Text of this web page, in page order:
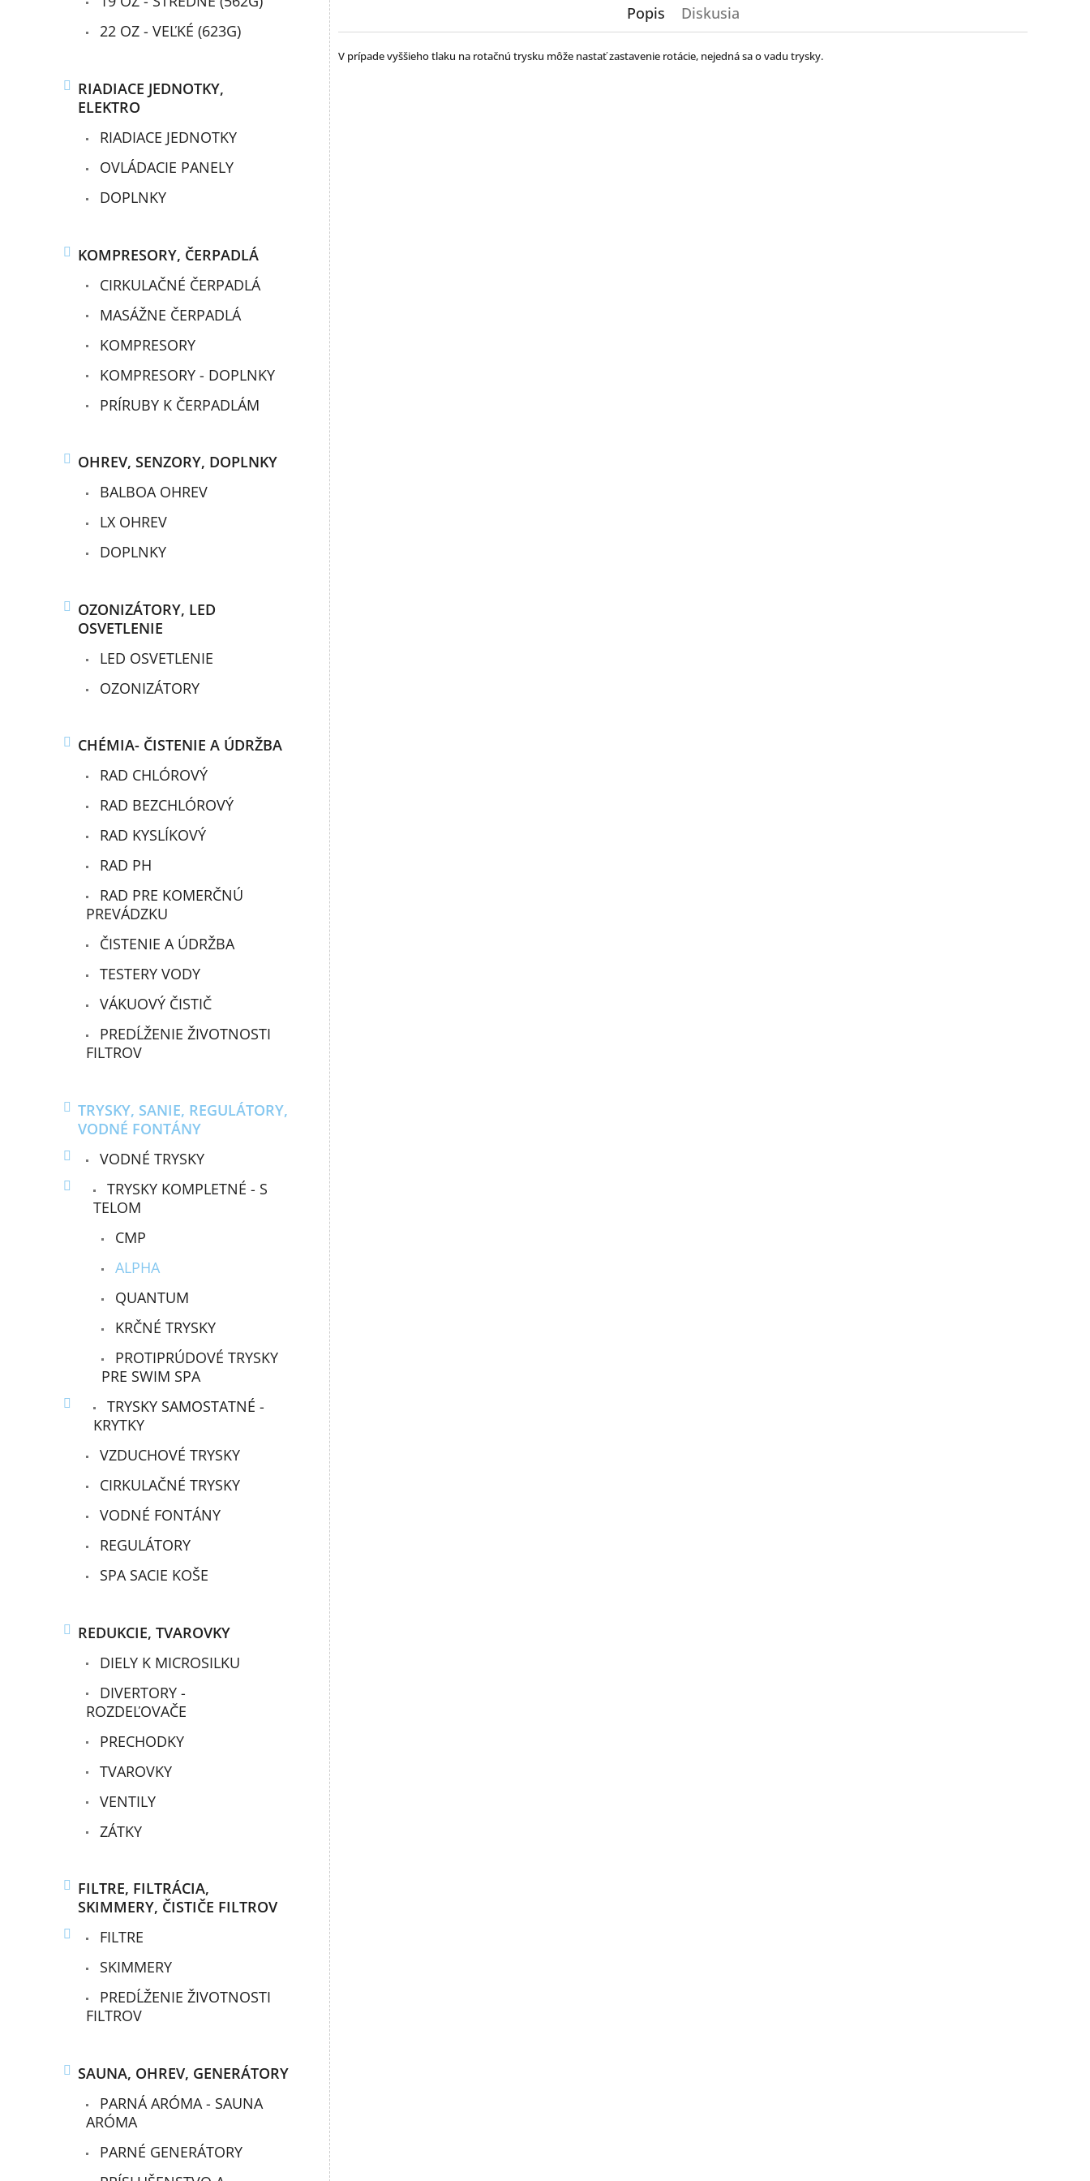
22 OZ - VEĽKÉ (623G)
RIADIACE JEDNOTKY,
ELEKTRO
RIADIACE JEDNOTKY
OVLÁDACIE PANELY
DOPLNKY
KOMPRESORY, ČERPADLÁ
CIRKULAČNÉ ČERPADLÁ
MASÁŽNE ČERPADLÁ
KOMPRESORY
KOMPRESORY - DOPLNKY
PRÍRUBY K ČERPADLÁM
OHREV, SENZORY, DOPLNKY
BALBOA OHREV
LX OHREV
DOPLNKY
OZONIZÁTORY, LED
OSVETLENIE
LED OSVETLENIE
OZONIZÁTORY
CHÉMIA- ČISTENIE A ÚDRŽBA
RAD CHLÓROVÝ
RAD BEZCHLÓROVÝ
RAD KYSLÍKOVÝ
RAD PH
RAD PRE KOMERČNÚ
PREVÁDZKU
ČISTENIE A ÚDRŽBA
TESTERY VODY
VÁKUOVÝ ČISTIČ
PREDĹŽENIE ŽIVOTNOSTI
FILTROV
TRYSKY, SANIE, REGULÁTORY,
VODNÉ FONTÁNY
VODNÉ TRYSKY
TRYSKY KOMPLETNÉ - S
TELOM
CMP
ALPHA
QUANTUM
KRČNÉ TRYSKY
PROTIPRÚDOVÉ TRYSKY
PRE SWIM SPA
TRYSKY SAMOSTATNÉ -
KRYTKY
VZDUCHOVÉ TRYSKY
CIRKULAČNÉ TRYSKY
VODNÉ FONTÁNY
REGULÁTORY
SPA SACIE KOŠE
REDUKCIE, TVAROVKY
DIELY K MICROSILKU
DIVERTORY -
ROZDEĽOVAČE
PRECHODKY
TVAROVKY
VENTILY
ZÁTKY
FILTRE, FILTRÁCIA,
SKIMMERY, ČISTIČE FILTROV
FILTRE
SKIMMERY
PREDĹŽENIE ŽIVOTNOSTI
FILTROV
SAUNA, OHREV, GENERÁTORY
PARNÁ ARÓMA - SAUNA
ARÓMA
PARNÉ GENERÁTORY
Popis Diskusia
V prípade vyššieho tlaku na rotačnú trysku môže nastať zastavenie rotácie, nejedná sa o vadu trysky.